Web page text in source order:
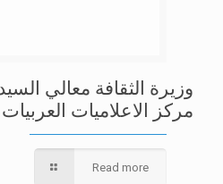
وزيرة الثقافة معالي
مركز الاعلاميات العربيات
Read more